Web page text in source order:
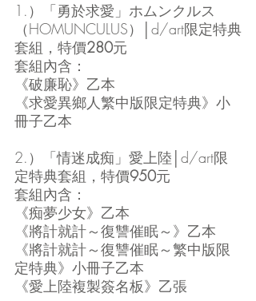
1.）「勇於求愛」ホムンクルス
（HOMUNCULUS）│d/art限定特典
套組，特價280元
套組內含：
《破廉恥》乙本
《求愛異鄉人繁中版限定特典》小
冊子乙本
2.）「情迷成痴」愛上陸│d/art限
定特典套組，特價950元
套組內含：
《痴夢少女》乙本
《將計就計～復讐催眠～》乙本
《將計就計～復讐催眠～繁中版限
定特典》小冊子乙本
《愛上陸複製簽名板》乙張